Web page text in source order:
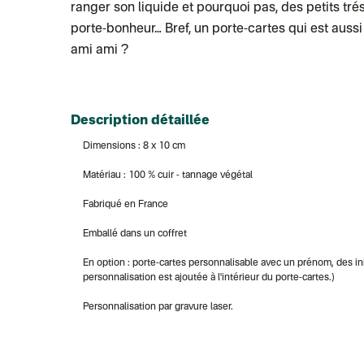
ranger son liquide et pourquoi pas, des petits
porte-bonheur… Bref, un porte-cartes qui est
ami ami ?
Description détaillée
Dimensions : 8 x 10 cm
Matériau : 100 % cuir - tannage végétal
Fabriqué en France
Emballé dans un coffret
En option : porte-cartes personnalisable avec un prénom, des
personnalisation est ajoutée à l'intérieur du porte-cartes.)
Personnalisation par gravure laser.